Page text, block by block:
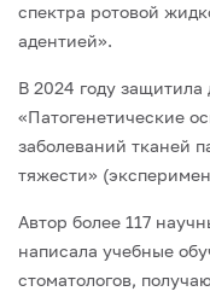
спектра ротовой
адентией».
В 2024 году
«Патогенетические
заболеваний тканей
тяжести»
Автор более 117
написала учебные
стоматологов,